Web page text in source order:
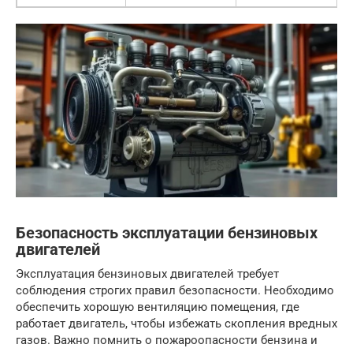
Безопасность эксплуатации бензиновых
двигателей
Эксплуатация бензиновых двигателей требует
соблюдения строгих правил безопасности. Необходимо
обеспечить хорошую вентиляцию помещения, где
работает двигатель, чтобы избежать скопления вредных
газов. Важно помнить о пожароопасности бензина и